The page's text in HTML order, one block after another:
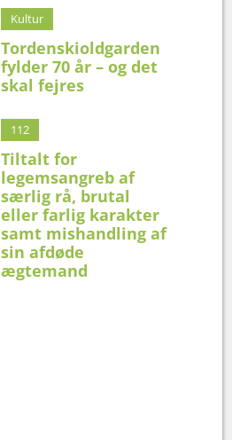
Kultur
Tordenskioldgarden
fylder 70 år – og det
skal fejres
112
Tiltalt for
legemsangreb af
særlig rå, brutal
eller farlig karakter
samt mishandling af
sin afdøde
ægtemand